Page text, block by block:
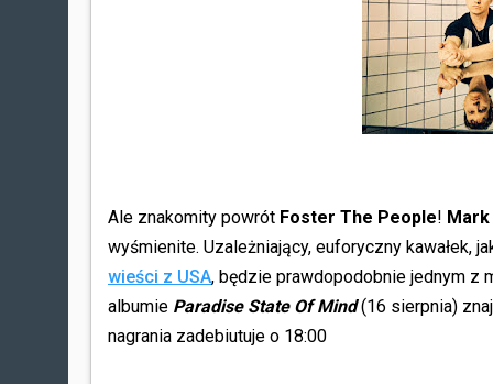
Ale znakomity powrót Foster The People!
wyśmienite. Uzależniający, euforyczny kawałek,
wieści z USA, będzie prawdopodobnie jednym z
albumie Paradise State Of Mind(16 sierpnia)
nagrania zadebiutuje o 18:00